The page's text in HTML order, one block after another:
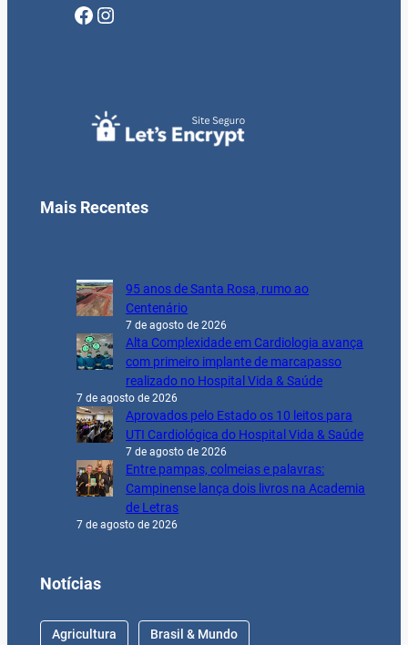
Facebook Instagram
Mais Recentes
95 anos de Santa Rosa, rumo ao
Centenário
7 de agosto de 2026
Alta Complexidade em Cardiologia avança
com primeiro implante de marcapasso
realizado no Hospital Vida & Saúde
7 de agosto de 2026
Aprovados pelo Estado os 10 leitos para
UTI Cardiológica do Hospital Vida & Saúde
7 de agosto de 2026
Entre pampas, colmeias e palavras:
Campinense lança dois livros na Academia
de Letras
7 de agosto de 2026
Notícias
Agricultura Brasil & Mundo